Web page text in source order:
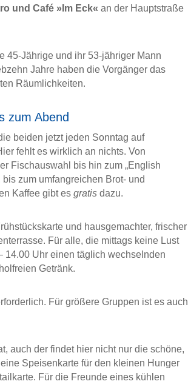
und Café »Im Eck« an der Hauptstraße
45-Jährige und ihr 53-jähriger Mann
Jahre haben die Vorgänger das
Räumlichkeiten.
zum Abend
beiden jetzt jeden Sonntag auf
fehlt es wirklich an nichts. Von
Fischauswahl bis hin zum „English
zum umfangreichen Brot- und
Kaffee gibt esgratis dazu.
und hausgemachter, frischer
Für alle, die mittags keine Lust
14.00 Uhr einen täglich wechselnden
Getränk.
Für größere Gruppen ist es auch
auch der findet hier nicht nur die schöne,
Speisenkarte für den kleinen Hunger
Für die Freunde eines kühlen